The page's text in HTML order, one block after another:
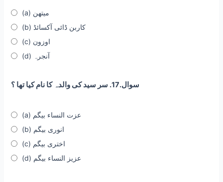
(a) میتھن
(b) کاربن ڈائی آکسائڈ
(c) اوزون
(d) آنجرہ
سوال.17. سر سید کی والدہ کا نام کیا تھا ؟
(a) عزت النساء بیگم
(b) انوری بیگم
(c) اختری بیگم
(d) عزیز النساء بیگم